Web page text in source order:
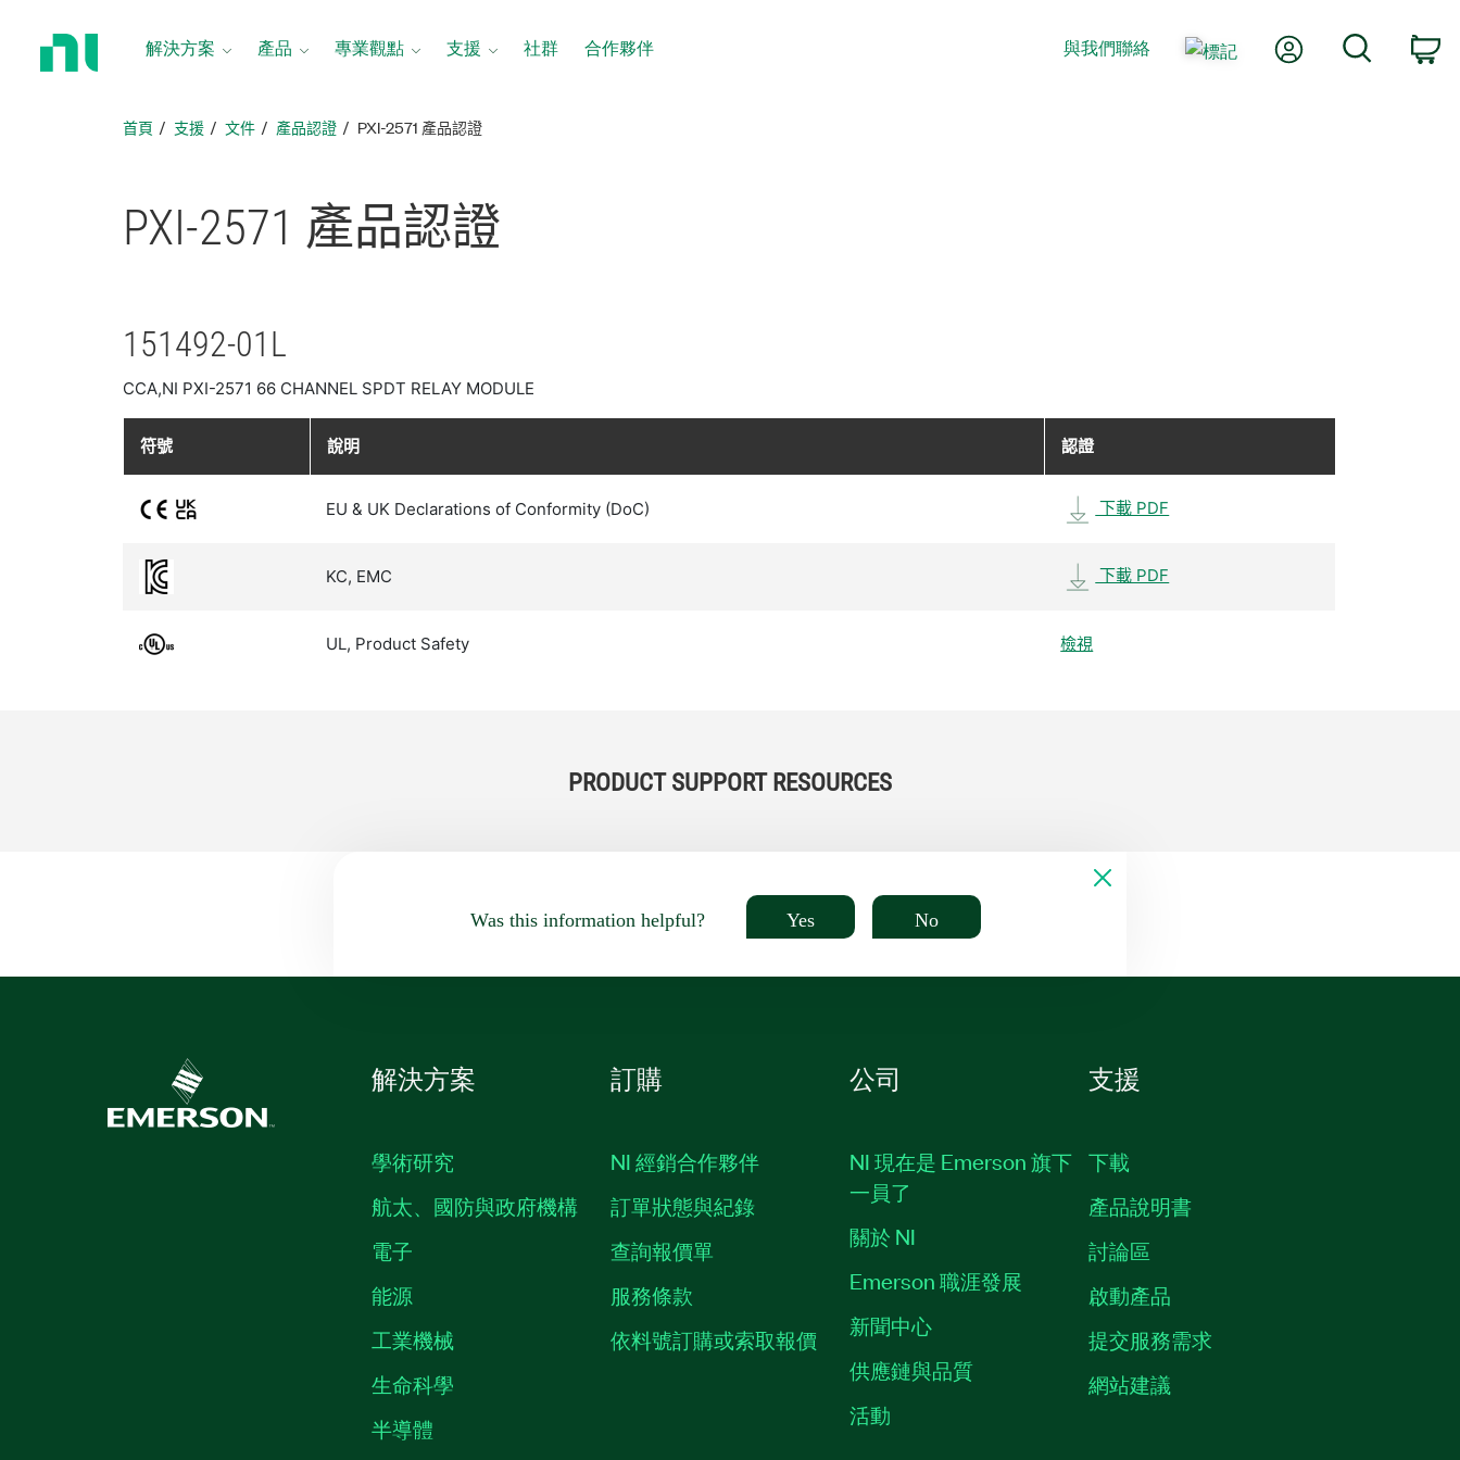
解決方案 產品 專業觀點 支援 社群 合作夥伴 與我們聯絡 我的帳號
首頁 支援 文件 產品認證 PXI-2571 產品認證
PXI-2571 產品認證
151492-01L
CCA,NI PXI-2571 66 CHANNEL SPDT RELAY MODULE
符號 說明 認證
EU & UK Declarations of Conformity (DoC) 下載 PDF
KC, EMC 下載 PDF
UL, Product Safety 檢視
PRODUCT SUPPORT RESOURCES
Was this information helpful? Yes No
解決方案
學術研究
航太、國防與政府機構
電子
能源
工業機械
生命科學
半導體
訂購
NI 經銷合作夥伴
訂單狀態與紀錄
查詢報價單
服務條款
依料號訂購或索取報價
公司
NI 現在是 Emerson 旗下
一員了
關於 NI
Emerson 職涯發展
新聞中心
供應鏈與品質
活動
支援
下載
產品說明書
討論區
啟動產品
提交服務需求
網站建議